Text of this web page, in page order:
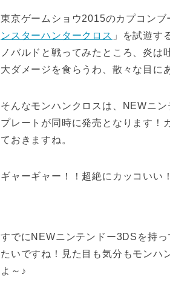
東京ゲームショウ2015のカプコン
ンスターハンタークロス 」を試遊す
ノバルドと戦ってみたところ、炎
大ダメージを食らうわ、散々な目に
そんなモンハンクロスは、NEWニ
プレートが同時に発売となります！
ておきますね。
ギャーギャー！！超絶にカッコいい！
すでにNEWニンテンドー3DSを持
たいですね！見た目も気分もモンハ
よ～♪